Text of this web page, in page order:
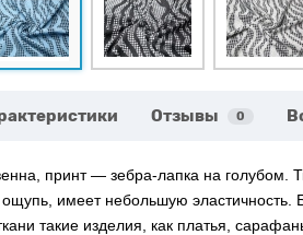
Отзывы 0
принт — зебра-лапка на голубом.
имеет небольшую эластичность.
такие изделия, как платья,